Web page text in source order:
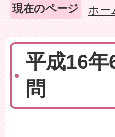
現在のページ ホー
平成16年
問